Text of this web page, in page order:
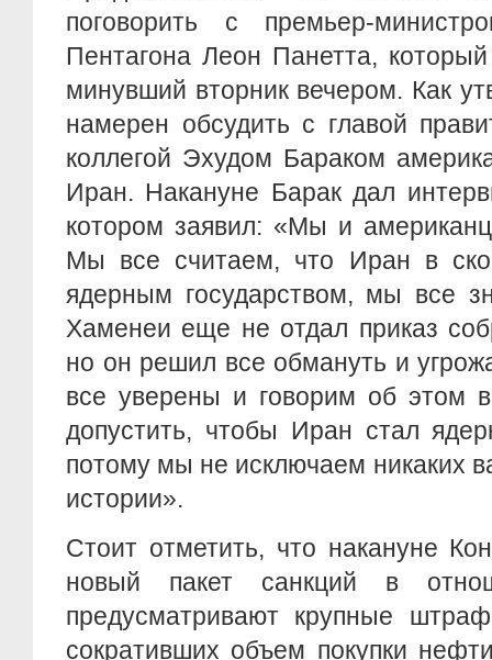
поговорить с премьер-
Пентагона Леон Панетта,
минувший вторник вечером. Как
намерен обсудить с главой
коллегой Эхудом Бараком
Иран. Накануне Барак дал
котором заявил: «Мы и
Мы все считаем, что Иран в
ядерным государством, мы все
Хаменеи еще не отдал приказ
но он решил все обмануть и
все уверены и говорим об этом
допустить, чтобы Иран стал
потому мы не исключаем никаких
истории».
Стоит отметить, что накануне
новый пакет санкций в
предусматривают крупные
сокративших объем покупки